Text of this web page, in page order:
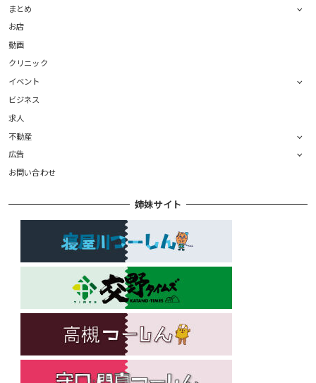
まとめ
お店
動画
クリニック
イベント
ビジネス
求人
不動産
広告
お問い合わせ
姉妹サイト